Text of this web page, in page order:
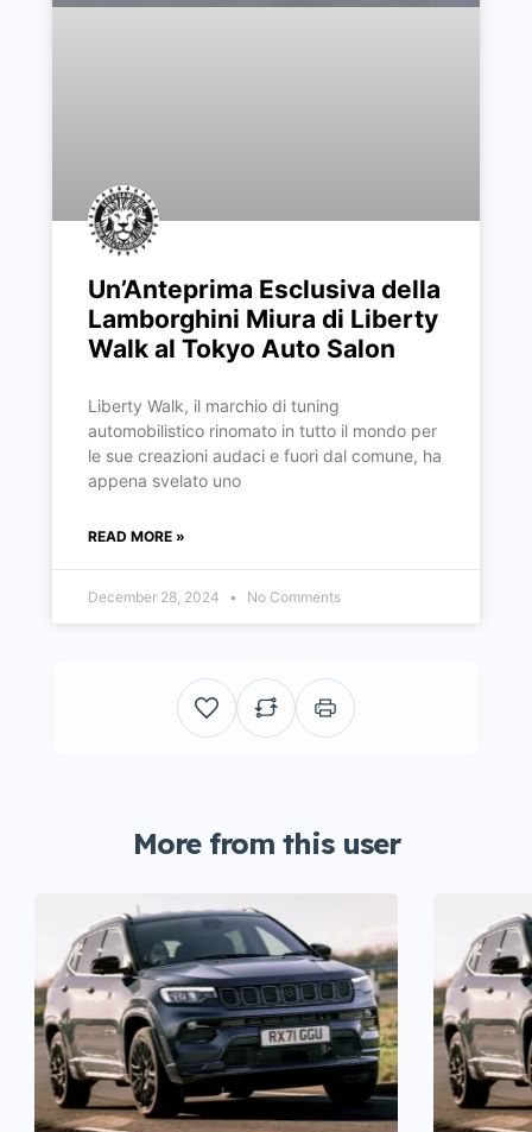
Un’Anteprima Esclusiva della
Lamborghini Miura di Liberty
Walk al Tokyo Auto Salon
Liberty Walk, il marchio di tuning
automobilistico rinomato in tutto il mondo per
le sue creazioni audaci e fuori dal comune, ha
appena svelato uno
READ MORE »
December 28, 2024 No Comments
More from this user